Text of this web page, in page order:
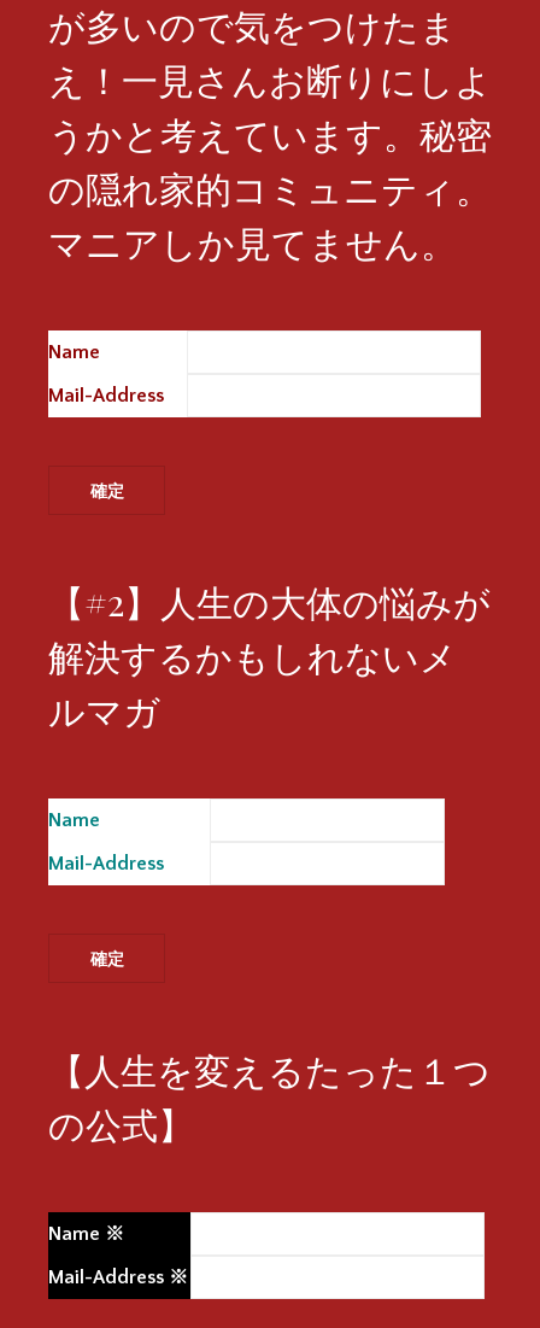
が多いので気をつけたま
え！一見さんお断りにしよ
うかと考えています。秘密
の隠れ家的コミュニティ。
マニアしか見てません。
Name
Mail-Address
【#2】人生の大体の悩みが
解決するかもしれないメ
ルマガ
Name
Mail-Address
【人生を変えるたった１つ
の公式】
Name ※
Mail-Address ※